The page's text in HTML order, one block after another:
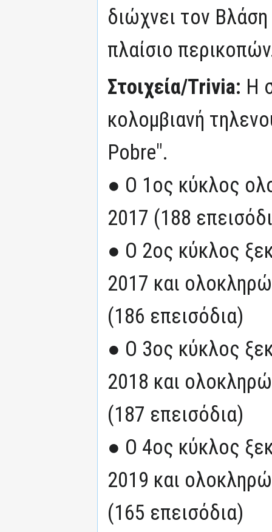
διώχνει τον
πλαίσιο
Στοιχεία/Trivia: H
κολομβιανή
Pobre".
● Ο 1ος κύκλος
2017 (188
● Ο 2ος κύκλος
2017 και
(186 επεισόδια)
● Ο 3ος κύκλος
2018 και
(187 επεισόδια)
● Ο 4ος κύκλος
2019 και
(165 επεισόδια)